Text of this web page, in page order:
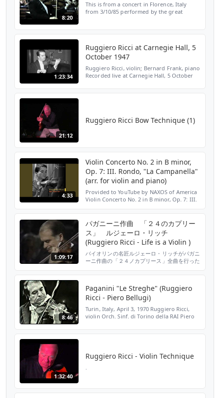
8:20
This is from a concert in Florence, Italy
from 3/10/85 performed by the great
1:23:34
Ruggiero Ricci at Carnegie Hall, 5
October 1947
Ruggiero Ricci, violin; Bernard Frank, piano
Recorded live at Carnegie Hall, 5 October
21:12
Ruggiero Ricci Bow Technique (1)
4:33
Violin Concerto No. 2 in B minor,
Op. 7: III. Rondo, "La Campanella"
(arr. for violin and piano)
Provided to YouTube by NAXOS of America
Violin Concerto No. 2 in B minor, Op. 7: III.
...
1:09:17
パガニーニ作曲 「２４のカプリー
ス」 ルジェーロ・リッチ
(Ruggiero Ricci - Life is a Violin )
バイオリンの名匠ルジェーロ・リッチがパガニ
ーニ作曲の「２４ノカプリース」全曲を行った
8:46
Paganini "Le Streghe" (Ruggiero
Ricci - Piero Bellugi)
Turin, Italy, April 3, 1970 Ruggiero Ricci,
violin Orch. Sinf. di Torino della RAI Piero
1:32:40
Ruggiero Ricci - Violin Technique